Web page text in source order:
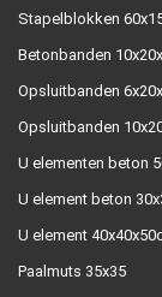
Stapelblokken
Betonbanden
Opsluitbanden
Opsluitbanden
U elementen beton
U element beton
U element
Paalmuts 35x35